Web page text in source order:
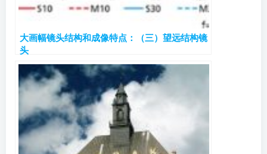
大画幅镜头结构和成像特点：（三）望远结构镜
头